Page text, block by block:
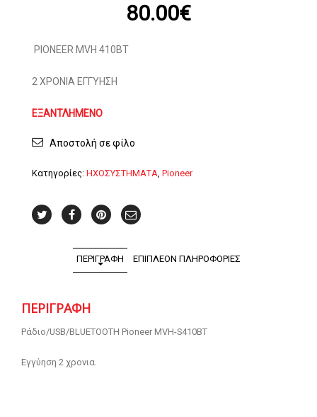
80.00€
PIONEER MVH 410BT
2 ΧΡΟΝΙΑ ΕΓΓΥΗΣΗ
ΕΞΑΝΤΛΗΜΈΝΟ
Αποστολή σε φίλο
Κατηγορίες: ΗΧΟΣΥΣΤΗΜΑΤΑ, Pioneer
ΠΕΡΙΓΡΑΦΉ ΕΠΙΠΛΈΟΝ ΠΛΗΡΟΦΟΡΊΕΣ
ΠΕΡΙΓΡΑΦΉ
Ράδιο/USB/BLUETOOTH Pioneer MVH-S410BT
Εγγύηση 2 χρονια.